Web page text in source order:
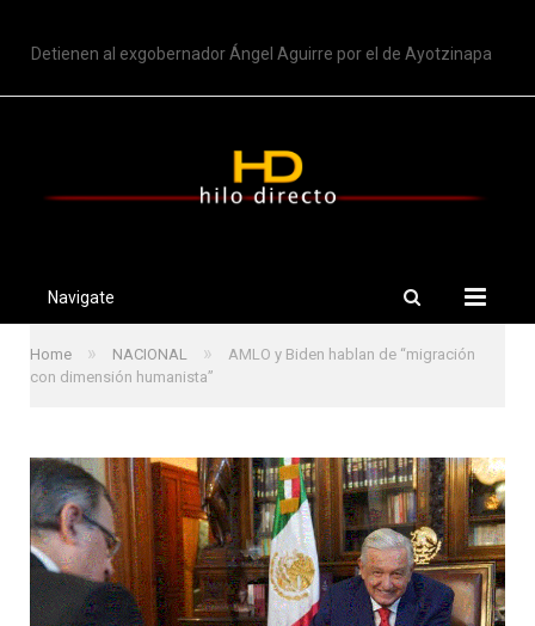
Detienen al exgobernador Ángel Aguirre por el de Ayotzinapa
Navigate
Home » NACIONAL »
AMLO y Biden hablan de “migración
con dimensión humanista”